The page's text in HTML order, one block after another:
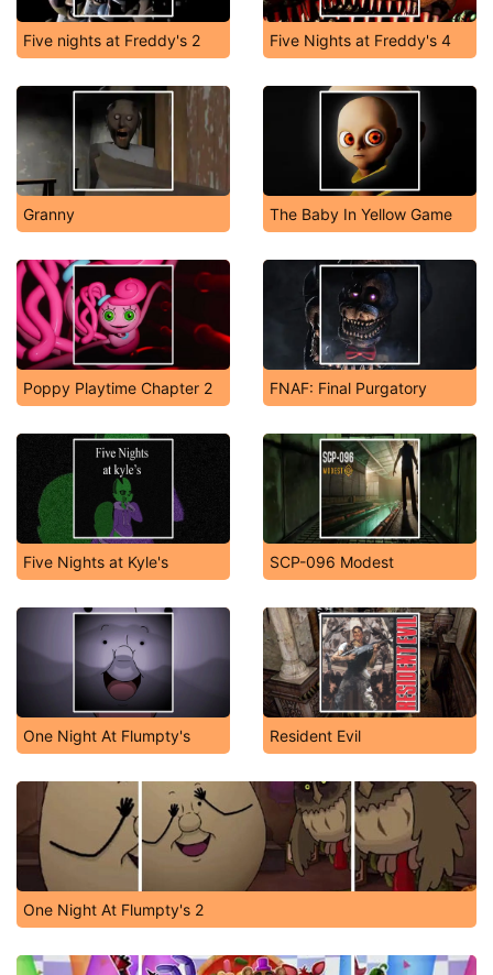
Five nights at Freddy's 2 Five Nights at Freddy's 4
Granny The Baby In Yellow Game
Poppy Playtime Chapter 2 FNAF: Final Purgatory
Five Nights at Kyle's SCP-096 Modest
One Night At Flumpty's Resident Evil
One Night At Flumpty's 2